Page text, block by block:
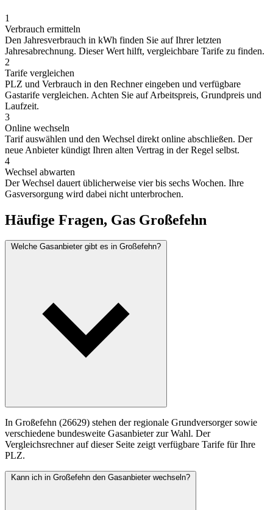
1
Verbrauch ermitteln
Den Jahresverbrauch in kWh finden Sie auf Ihrer letzten
Jahresabrechnung. Dieser Wert hilft, vergleichbare Tarife zu finden.
2
Tarife vergleichen
PLZ und Verbrauch in den Rechner eingeben und verfügbare
Gastarife vergleichen. Achten Sie auf Arbeitspreis, Grundpreis und
Laufzeit.
3
Online wechseln
Tarif auswählen und den Wechsel direkt online abschließen. Der
neue Anbieter kündigt Ihren alten Vertrag in der Regel selbst.
4
Wechsel abwarten
Der Wechsel dauert üblicherweise vier bis sechs Wochen. Ihre
Gasversorgung wird dabei nicht unterbrochen.
Häufige Fragen, Gas Großefehn
Welche Gasanbieter gibt es in Großefehn?
In Großefehn (26629) stehen der regionale Grundversorger sowie
verschiedene bundesweite Gasanbieter zur Wahl. Der
Vergleichsrechner auf dieser Seite zeigt verfügbare Tarife für Ihre
PLZ.
Kann ich in Großefehn den Gasanbieter wechseln?